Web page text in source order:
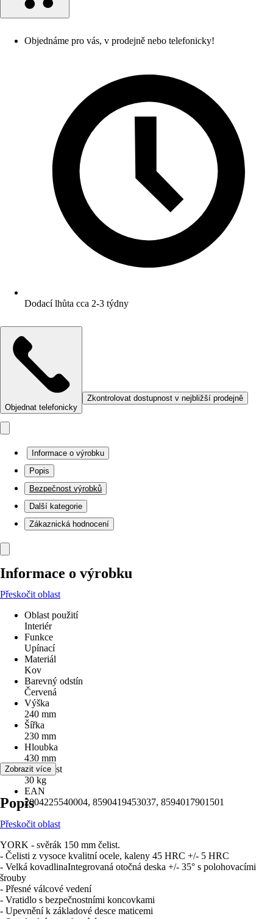
Objednáme pro vás, v prodejně nebo telefonicky!
Dodací lhůta cca 2-3 týdny
Objednat telefonicky
Zkontrolovat dostupnost v nejbližší prodejně
Informace o výrobku
Popis
Bezpečnost výrobků
Další kategorie
Zákaznická hodnocení
Informace o výrobku
Přeskočit oblast
Oblast použití
Interiér
Funkce
Upínací
Materiál
Kov
Barevný odstín
Červená
Výška
240 mm
Šířka
230 mm
Hloubka
430 mm
Hmotnost
30 kg
EAN
2004225540004, 8590419453037, 8594017901501
Zobrazit více
Popis
Přeskočit oblast
YORK - svěrák 150 mm čelist.
- Čelisti z vysoce kvalitní ocele, kaleny 45 HRC +/- 5 HRC
- Velká kovadlinaIntegrovaná otočná deska +/- 35° s polohovacími
šrouby
- Přesné válcové vedení
- Vratidlo s bezpečnostními koncovkami
- Upevnění k základové desce maticemi